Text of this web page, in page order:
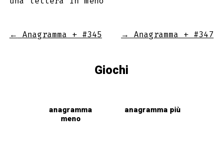
← Anagramma + #345 → Anagramma + #347
Giochi
anagramma
meno
anagramma più